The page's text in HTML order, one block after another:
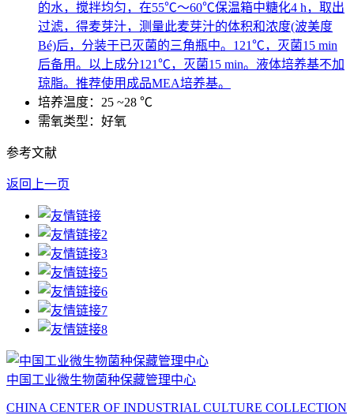
的水，搅拌均匀，在55℃～60℃保温箱中糖化4 h，取出
过滤，得麦芽汁，测量此麦芽汁的体积和浓度(波美度
Bé)后，分装于已灭菌的三角瓶中。121℃，灭菌15 min
后备用。以上成分121℃，灭菌15 min。液体培养基不加
琼脂。推荐使用成品MEA培养基。
培养温度：25 ~28 ℃
需氧类型：好氧
参考文献
返回上一页
中国工业微生物菌种保藏管理中心
CHINA CENTER OF INDUSTRIAL CULTURE COLLECTION